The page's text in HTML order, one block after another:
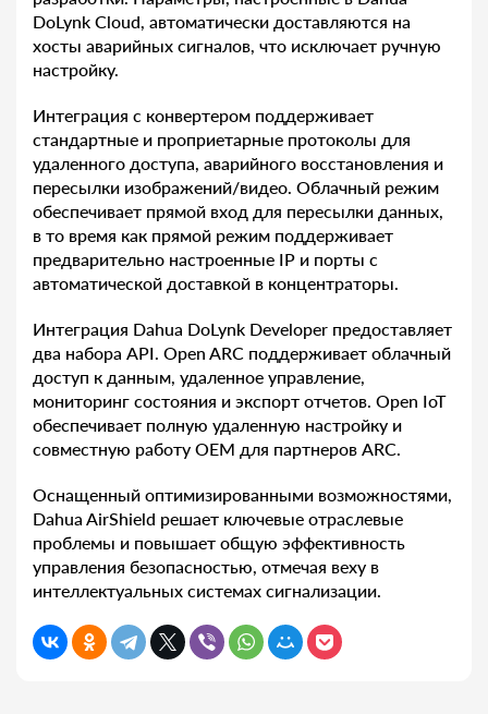
DoLynk Cloud, автоматически доставляются на
хосты аварийных сигналов, что исключает ручную
настройку.
Интеграция с конвертером поддерживает
стандартные и проприетарные протоколы для
удаленного доступа, аварийного восстановления и
пересылки изображений/видео. Облачный режим
обеспечивает прямой вход для пересылки данных,
в то время как прямой режим поддерживает
предварительно настроенные IP и порты с
автоматической доставкой в концентраторы.
Интеграция Dahua DoLynk Developer предоставляет
два набора API. Open ARC поддерживает облачный
доступ к данным, удаленное управление,
мониторинг состояния и экспорт отчетов. Open IoT
обеспечивает полную удаленную настройку и
совместную работу OEM для партнеров ARC.
Оснащенный оптимизированными возможностями,
Dahua AirShield решает ключевые отраслевые
проблемы и повышает общую эффективность
управления безопасностью, отмечая веху в
интеллектуальных системах сигнализации.